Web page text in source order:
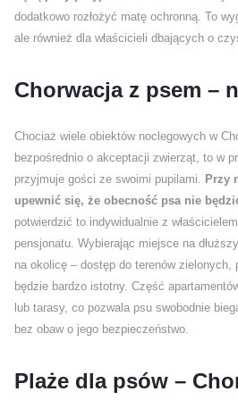
dodatkowo rozłożyć matę ochronną. To
ale również dla właścicieli dbających o
Chorwacja z psem –
Chociaż wiele obiektów noclegowych w
bezpośrednio o akceptacji zwierząt, to w
przyjmuje gości ze swoimi pupilami. Przy
upewnić się, że obecność psa nie
potwierdzić to indywidualnie z
pensjonatu. Wybierając miejsce na
na okolicę – dostęp do terenów
będzie bardzo istotny. Część
lub tarasy, co pozwala psu swobodnie
bez obaw o jego bezpieczeństwo.
Plaże dla psów –